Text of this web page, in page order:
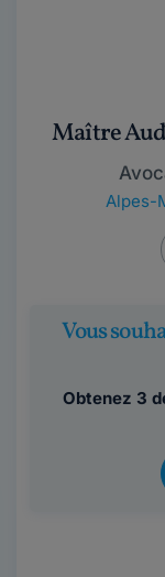
Maître
Alpes-
Vous
Obtenez 3